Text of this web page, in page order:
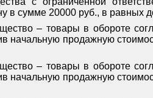
сумме 20000 руб., в равных
– товары в обороте
начальную продажную
– товары в обороте
начальную продажную